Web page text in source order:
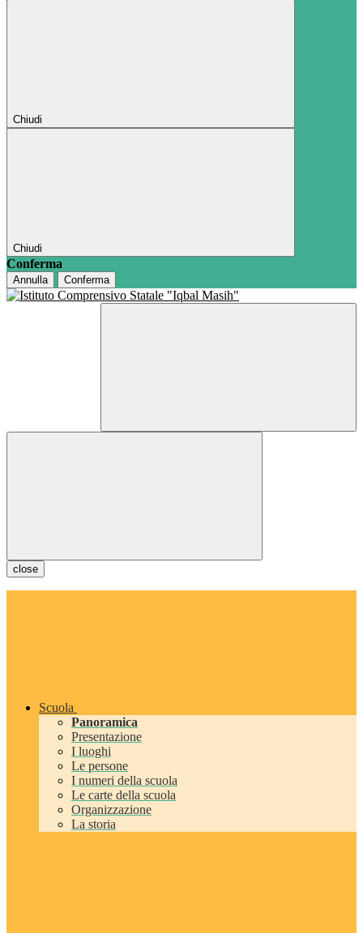
Chiudi
Chiudi
Conferma
Annulla Conferma
close
Scuola
Panoramica
Presentazione
I luoghi
Le persone
I numeri della scuola
Le carte della scuola
Organizzazione
La storia